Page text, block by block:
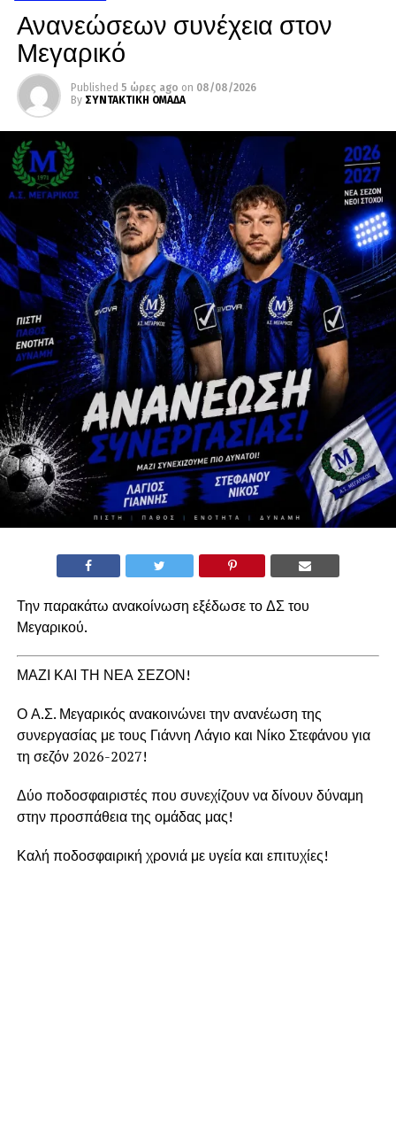
Ανανεώσεων συνέχεια στον
Μεγαρικό
Published 5 ώρες ago on 08/08/2026
By ΣΥΝΤΑΚΤΙΚΗ ΟΜΑΔΑ
Την παρακάτω ανακοίνωση εξέδωσε το ΔΣ του
Μεγαρικού.
ΜΑΖΙ ΚΑΙ ΤΗ ΝΕΑ ΣΕΖΟΝ!
Ο Α.Σ. Μεγαρικός ανακοινώνει την ανανέωση της
συνεργασίας με τους Γιάννη Λάγιο και Νίκο Στεφάνου για
τη σεζόν 2026-2027!
Δύο ποδοσφαιριστές που συνεχίζουν να δίνουν δύναμη
στην προσπάθεια της ομάδας μας!
Καλή ποδοσφαιρική χρονιά με υγεία και επιτυχίες!